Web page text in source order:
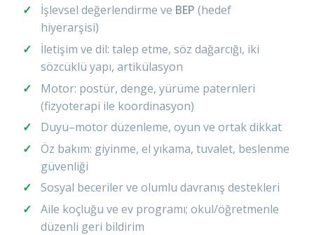
İşlevsel değerlendirme ve BEP (hedef
hiyerarşisi)
İletişim ve dil: talep etme, söz dağarcığı, iki
sözcüklü yapı, artikülasyon
Motor: postür, denge, yürüme paternleri
(fizyoterapi ile koordinasyon)
Duyu–motor düzenleme, oyun ve ortak dikkat
Öz bakım: giyinme, el yıkama, tuvalet, beslenme
güvenliği
Sosyal beceriler ve olumlu davranış destekleri
Aile koçluğu ve ev programı; okul/öğretmenle
düzenli geri bildirim